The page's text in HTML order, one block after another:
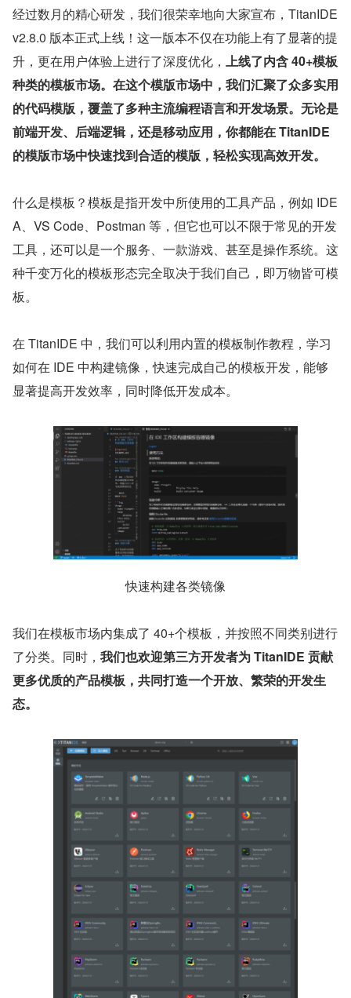
经过数月的精心研发，我们很荣幸地向大家宣布，TitanIDE
v2.8.0 版本正式上线！这一版本不仅在功能上有了显著的提
升，更在用户体验上进行了深度优化， 上线了内含 40+模板
种类的模板市场。在这个模版市场中，我们汇聚了众多实用
的代码模版，覆盖了多种主流编程语言和开发场景。无论是
前端开发、后端逻辑，还是移动应用，你都能在 TitanIDE
的模版市场中快速找到合适的模版，轻松实现高效开发。
什么是模板？模板是指开发中所使用的工具产品，例如 IDE
A、VS Code、Postman 等，但它也可以不限于常见的开发
工具，还可以是一个服务、一款游戏、甚至是操作系统。这
种千变万化的模板形态完全取决于我们自己，即万物皆可模
板。
在 TitanIDE 中，我们可以利用内置的模板制作教程，学习
如何在 IDE 中构建镜像，快速完成自己的模板开发，能够
显著提高开发效率，同时降低开发成本。
快速构建各类镜像
我们在模板市场内集成了 40+个模板，并按照不同类别进行
了分类。同时， 我们也欢迎第三方开发者为 TitanIDE 贡献
更多优质的产品模板，共同打造一个开放、繁荣的开发生
态。